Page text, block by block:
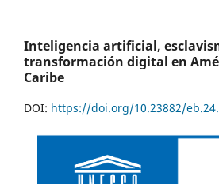
Inteligencia artificial,
transformación digital en
Caribe
DOI: https://doi.org/10.23882/